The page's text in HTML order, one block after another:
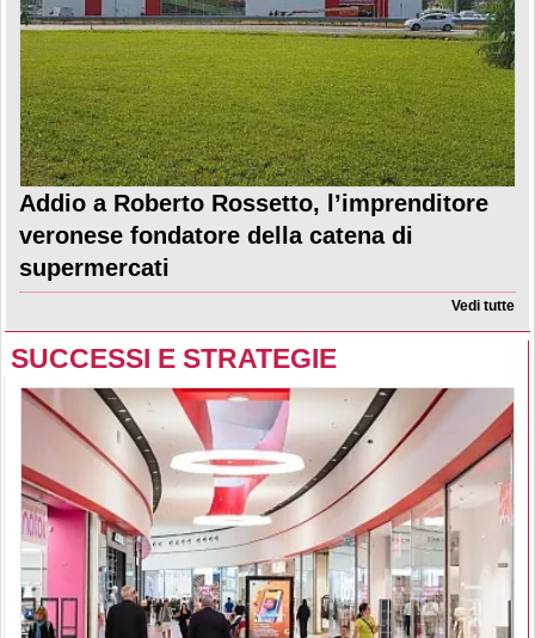
Addio a Roberto Rossetto, l’imprenditore
veronese fondatore della catena di
supermercati
Vedi tutte
SUCCESSI E STRATEGIE